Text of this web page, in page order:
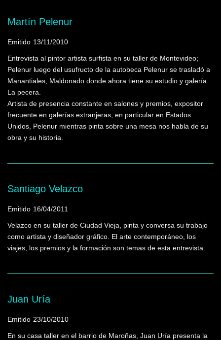
Martín Pelenur
Emitido 13/11/2010
Entrevista al pintor artista surfista en su taller de Montevideo;
Pelenur luego del usufructo de la autobeca Pelenur se trasladó a
Manantiales, Maldonado donde ahora tiene su estudio y galería
La pecera.
Artista de presencia constante en salones y premios, expositor
frecuente en galerías extranjeras, en particular en Estados
Unidos, Pelenur mientras pinta sobre una mesa nos habla de su
obra y su historia.
Santiago Velazco
Emitido 16/04/2011
Velazco en su taller de Ciudad Vieja, pinta y conversa su trabajo
como artista y diseñador gráfico. El arte contemporáneo, los
viajes, los premios y la formación son temas de esta entrevista.
Juan Uría
Emitido 23/10/2010
En su casa taller en el barrio de Maroñas, Juan Uría presenta la